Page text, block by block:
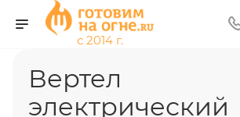
Вертел
электрический